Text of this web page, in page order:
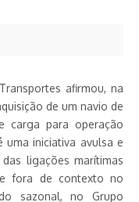
afirmou, na
de um navio de
carga para operação
uma iniciativa avulsa e
ligações marítimas
fora de contexto no
sazonal, no Grupo